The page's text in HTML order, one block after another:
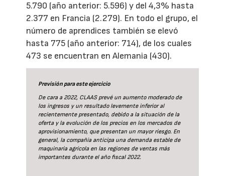
5.790 (año anterior: 5.596) y del 4,3% hasta
2.377 en Francia (2.279). En todo el grupo, el
número de aprendices también se elevó
hasta 775 (año anterior: 714), de los cuales
473 se encuentran en Alemania (430).
Previsión para este ejercicio
De cara a 2022, CLAAS prevé un aumento moderado de
los ingresos y un resultado levemente inferior al
recientemente presentado, debido a la situación de la
oferta y la evolución de los precios en los mercados de
aprovisionamiento, que presentan un mayor riesgo. En
general, la compañía anticipa una demanda estable de
maquinaria agrícola en las regiones de ventas más
importantes durante el año fiscal 2022.